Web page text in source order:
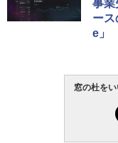
事業
ー
e」
窓の杜を